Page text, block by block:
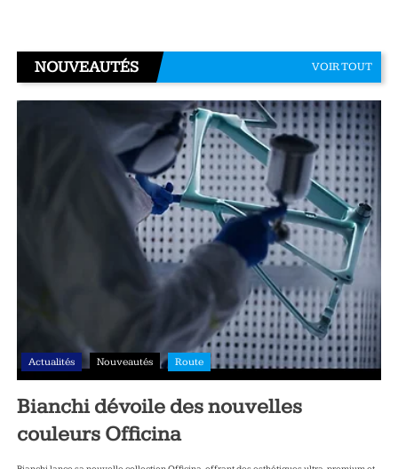
NOUVEAUTÉS VOIR TOUT
Actualités Nouveautés Route
Bianchi dévoile des nouvelles
couleurs Officina